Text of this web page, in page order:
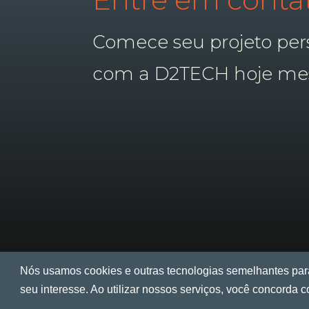
Comece seu projeto
com a D2TECH hoje
Nós usamos cookies e outras tecnologias semelhantes
seu interesse. Ao utilizar nossos serviços, você concorda